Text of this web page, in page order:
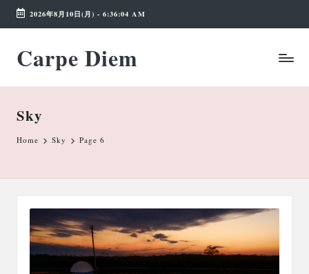
Skip
content
2026年8月10日(月) - 6:36:05 AM
Carpe Diem
Weekend
Wonderland
Sky
Home Sky Page 6